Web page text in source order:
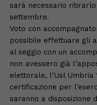
sarà necessario
settembre.
Voto con
possibile effettuare gli
al seggio con un
non avessero già
elettorale, l’Usl Umbria
certificazione per
saranno a disposizione